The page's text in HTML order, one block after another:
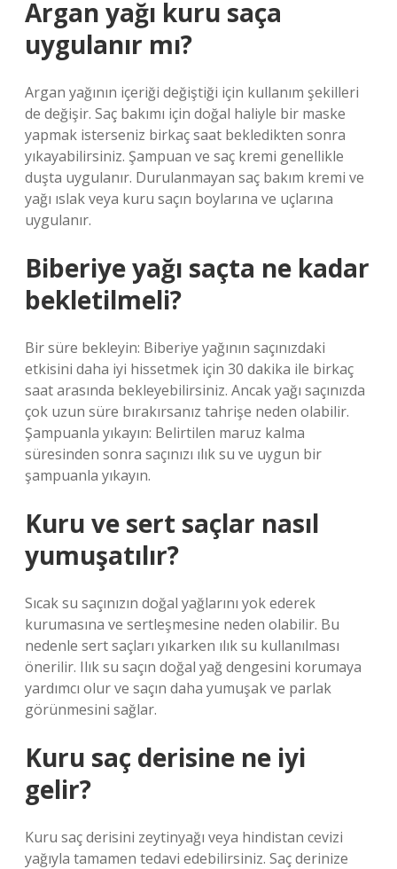
Argan yağı kuru saça
uygulanır mı?
Argan yağının içeriği değiştiği için kullanım şekilleri
de değişir. Saç bakımı için doğal haliyle bir maske
yapmak isterseniz birkaç saat bekledikten sonra
yıkayabilirsiniz. Şampuan ve saç kremi genellikle
duşta uygulanır. Durulanmayan saç bakım kremi ve
yağı ıslak veya kuru saçın boylarına ve uçlarına
uygulanır.
Biberiye yağı saçta ne kadar
bekletilmeli?
Bir süre bekleyin: Biberiye yağının saçınızdaki
etkisini daha iyi hissetmek için 30 dakika ile birkaç
saat arasında bekleyebilirsiniz. Ancak yağı saçınızda
çok uzun süre bırakırsanız tahrişe neden olabilir.
Şampuanla yıkayın: Belirtilen maruz kalma
süresinden sonra saçınızı ılık su ve uygun bir
şampuanla yıkayın.
Kuru ve sert saçlar nasıl
yumuşatılır?
Sıcak su saçınızın doğal yağlarını yok ederek
kurumasına ve sertleşmesine neden olabilir. Bu
nedenle sert saçları yıkarken ılık su kullanılması
önerilir. Ilık su saçın doğal yağ dengesini korumaya
yardımcı olur ve saçın daha yumuşak ve parlak
görünmesini sağlar.
Kuru saç derisine ne iyi
gelir?
Kuru saç derisini zeytinyağı veya hindistan cevizi
yağıyla tamamen tedavi edebilirsiniz. Saç derinize